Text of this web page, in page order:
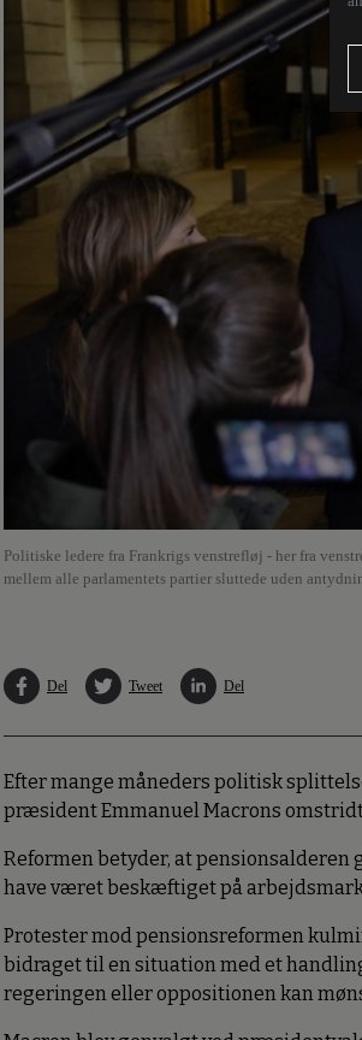
Politiske ledere fra Frankrigs venstrefløj - her fra
mellem alle parlamentets partier sluttede uden
Del Tweet Del
Efter mange måneders politisk
præsident Emmanuel Macrons
Reformen betyder, at pensionsalderen
have været beskæftiget på
Protester mod pensionsreformen
bidraget til en situation med et
regeringen eller oppositionen kan